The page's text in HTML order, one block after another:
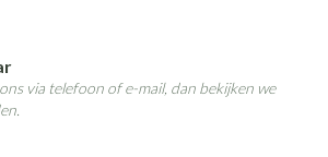
via telefoon of e-mail, dan bekijken we